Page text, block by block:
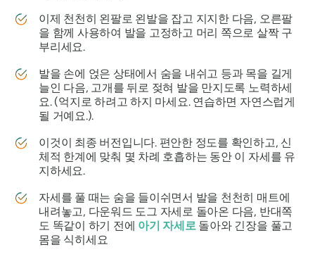
이제 천천히 왼팔로 왼발을 잡고 지지한 다음, 오른팔
을 함께 사용하여 발을 고정하고 머리 쪽으로 살짝 구
부리세요.
발을 손에 얹은 상태에서 숨을 내쉬고 등과 목을 길게
늘인 다음, 고개를 뒤로 젖혀 발을 만지도록 노력하세
요. (억지로 하려고 하지 마세요. 연습하면 자연스럽게
될 거예요.).
이것이 최종 버전입니다. 편안한 정도를 확인하고, 신
체적 한계에 맞춰 몇 차례 호흡하는 동안 이 자세를 유
지하세요.
자세를 풀 때는 숨을 들이쉬면서 발을 천천히 매트에
내려놓고, 다운워드 도그 자세로 돌아온 다음, 반대쪽
도 똑같이 하기 전에 아기 자세로돌아와 긴장을 풀고
몸을 식히세요